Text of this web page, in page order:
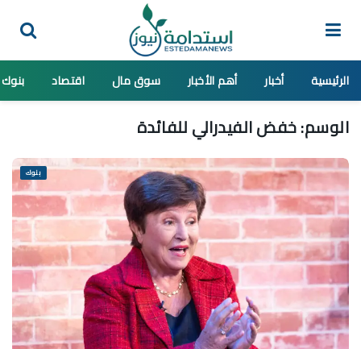
الرئيسية أخبار أهم الأخبار سوق مال اقتصاد بنوك
الوسم:خفض الفيدرالي للفائدة
بنوك